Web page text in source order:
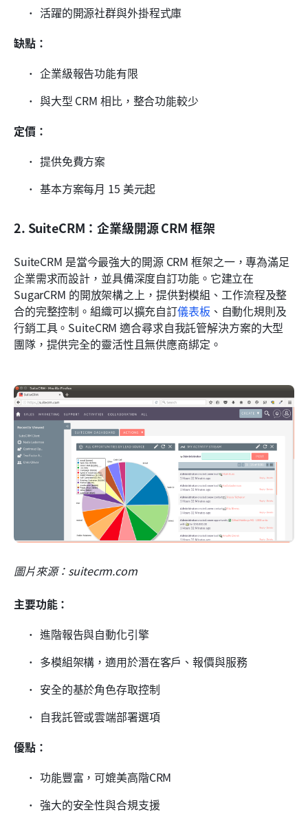
活躍的開源社群與外掛程式庫
缺點：
企業級報告功能有限
與大型 CRM 相比，整合功能較少
定價：
提供免費方案
基本方案每月 15 美元起
2. SuiteCRM：企業級開源 CRM 框架
SuiteCRM 是當今最強大的開源 CRM 框架之一，專為滿足
企業需求而設計，並具備深度自訂功能。它建立在
SugarCRM 的開放架構之上，提供對模組、工作流程及整
合的完整控制。組織可以擴充自訂儀表板 、自動化規則及
行銷工具。SuiteCRM 適合尋求自我託管解決方案的大型
團隊，提供完全的靈活性且無供應商綁定。
圖片來源：suitecrm.com
主要功能：
進階報告與自動化引擎
多模組架構，適用於潛在客戶、報價與服務
安全的基於角色存取控制
自我託管或雲端部署選項
優點：
功能豐富，可媲美高階CRM
強大的安全性與合規支援